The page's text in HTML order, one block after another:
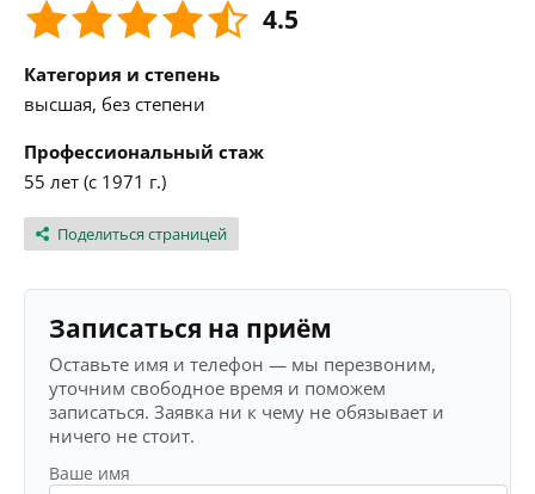
4.5
Категория и степень
высшая, без степени
Профессиональный стаж
55 лет (с 1971 г.)
Поделиться страницей
Записаться на приём
Оставьте имя и телефон — мы перезвоним,
уточним свободное время и поможем
записаться. Заявка ни к чему не обязывает и
ничего не стоит.
Ваше имя